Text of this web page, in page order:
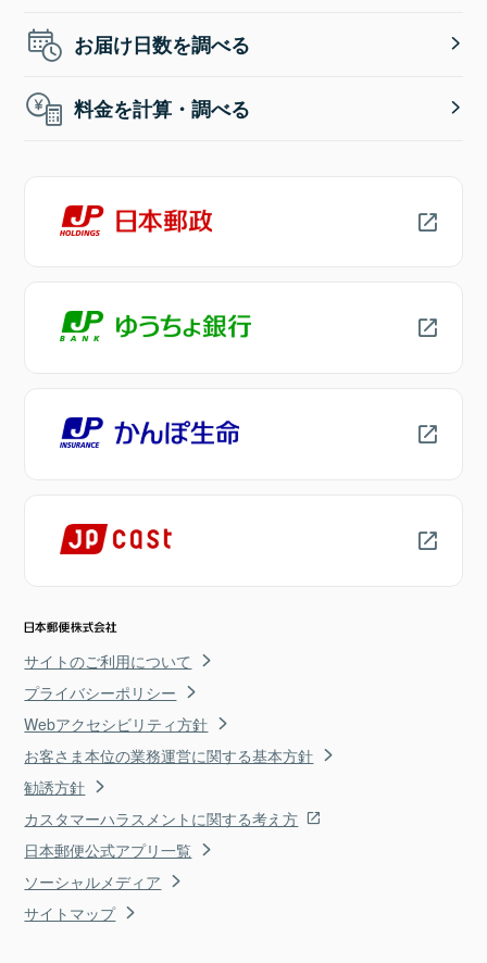
お届け日数を調べる
料金を計算・調べる
サイトのご利用について
プライバシーポリシー
Webアクセシビリティ方針
お客さま本位の業務運営に関する基本方針
勧誘方針
カスタマーハラスメントに関する考え方
日本郵便公式アプリ一覧
ソーシャルメディア
サイトマップ